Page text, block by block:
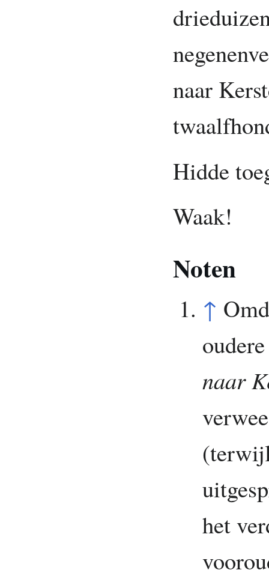
naar
Hidde
Waak!
Noten
↑
naar
het